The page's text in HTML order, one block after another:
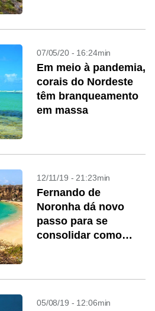
07/05/20 - 16:24min
Em meio à pandemia,
corais do Nordeste
têm branqueamento
em massa
12/11/19 - 21:23min
Fernando de
Noronha dá novo
passo para se
consolidar como
05/08/19 - 12:06min